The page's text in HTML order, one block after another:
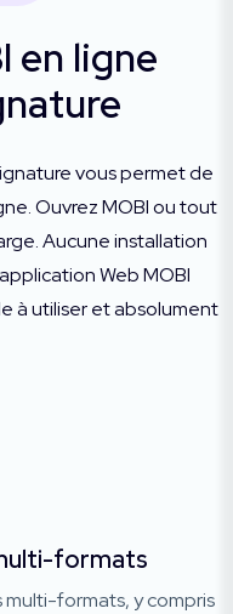
en ligne
vous permet de
Ouvrez MOBI ou tout
Aucune installation
Web MOBI
à utiliser et absolument
formats
formats, y compris